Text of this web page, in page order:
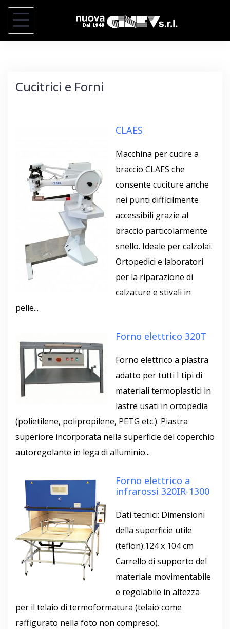
i
Cucitrici e Forni
CLAES
Macchina per cucire a
braccio CLAES che
consente cuciture anche
nei punti difficilmente
accessibili grazie al
braccio particolarmente
snello. Ideale per calzolai.
Ortopedici e laboratori
per la riparazione di
calzature e stivali in
pelle...
Forno elettrico 320T
Forno elettrico a piastra
adatto per tutti I tipi di
materiali termoplastici in
lastre usati in ortopedia
(polietilene, polipropilene, PETG etc.). Piastra
superiore incorporata nella superficie del coperchio
autoregolante in lega di alluminio...
Forno elettrico a
infrarossi 320IR-1300
Dati tecnici: Dimensioni
della superficie utile
(teflon):124 x 104 cm
Carrello di supporto del
materiale movimentabile
e regolabile in altezza
per il telaio di termoformatura (telaio come
raffigurato nella foto non compreso).